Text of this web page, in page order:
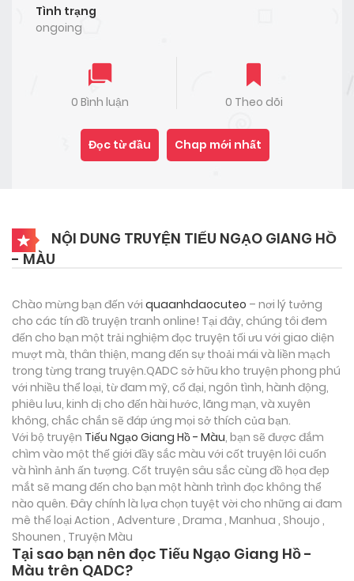
Tình trạng
ongoing
0 Bình luận 0 Theo dõi
Đọc từ đầu Chap mới nhất
NỘI DUNG TRUYỆN TIẾU NGẠO GIANG HỒ
- MÀU
Chào mừng bạn đến với quaanhdaocuteo – nơi lý tưởng
cho các tín đồ truyện tranh online! Tại đây, chúng tôi đem
đến cho bạn một trải nghiệm đọc truyện tối ưu với giao diện
mượt mà, thân thiện, mang đến sự thoải mái và liền mạch
trong từng trang truyện.QADC sở hữu kho truyện phong phú
với nhiều thể loại, từ đam mỹ, cổ đại, ngôn tình, hành động,
phiêu lưu, kinh dị cho đến hài hước, lãng mạn, và xuyên
không, chắc chắn sẽ đáp ứng mọi sở thích của bạn.
Với bộ truyện Tiếu Ngạo Giang Hồ - Màu, bạn sẽ được đắm
chìm vào một thế giới đầy sắc màu với cốt truyện lôi cuốn
và hình ảnh ấn tượng. Cốt truyện sâu sắc cùng đồ họa đẹp
mắt sẽ mang đến cho bạn một hành trình đọc không thể
nào quên. Đây chính là lựa chọn tuyệt vời cho những ai đam
mê thể loại Action , Adventure , Drama , Manhua , Shoujo ,
Shounen , Truyện Màu
Tại sao bạn nên đọc Tiếu Ngạo Giang Hồ -
Màu trên QADC?